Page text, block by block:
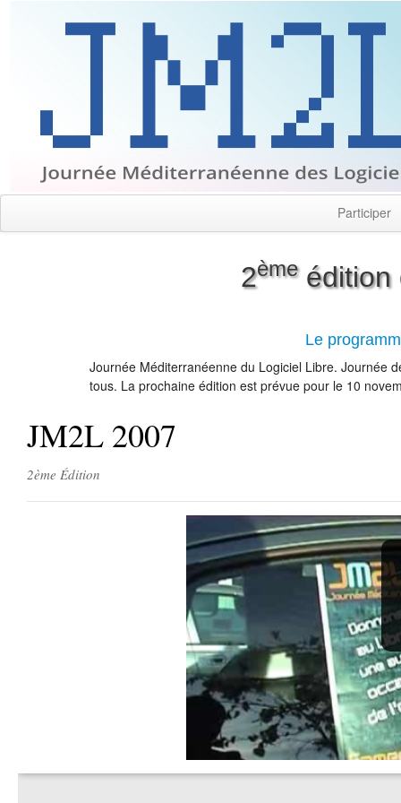
Participer
2èmeédition
Le
Journée Méditerranéenne du Logiciel Libre. Journée
tous. La prochaine édition est prévue pour le 10
JM2L 2007
2ème Édition